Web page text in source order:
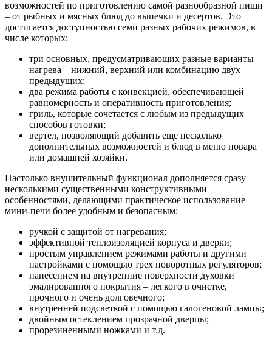
возможностей по приготовлению самой разнообразной пищи
– от рыбных и мясных блюд до выпечки и десертов. Это
достигается доступностью семи разных рабочих режимов, в
числе которых:
три основных, предусматривающих разные варианты
нагрева – нижний, верхний или комбинацию двух
предыдущих;
два режима работы с конвекцией, обеспечивающей
равномерность и оперативность приготовления;
гриль, которые сочетается с любым из предыдущих
способов готовки;
вертел, позволяющий добавить еще несколько
дополнительных возможностей и блюд в меню повара
или домашней хозяйки.
Настолько внушительный функционал дополняется сразу
несколькими существенными конструктивными
особенностями, делающими практическое использование
мини-печи более удобным и безопасным:
ручкой с защитой от нагревания;
эффективной теплоизоляцией корпуса и дверки;
простым управлением режимами работы и другими
настройками с помощью трех поворотных регуляторов;
нанесением на внутренние поверхности духовки
эмалированного покрытия – легкого в очистке,
прочного и очень долговечного;
внутренней подсветкой с помощью галогеновой лампы;
двойным остеклением прозрачной дверцы;
прорезиненными ножками и т.д.